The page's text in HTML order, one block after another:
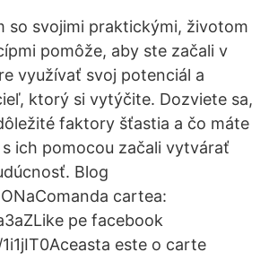
so svojimi praktickými, životom
pomôže, aby ste začali v
využívať svoj potenciál a
ktorý si vytýčite. Dozviete sa,
faktory šťastia a čo máte
ich pomocou začali vytvárať
Blog
cartea:
pe facebook
este o carte